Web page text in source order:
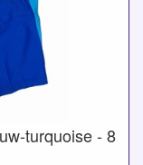
turquoise - 8